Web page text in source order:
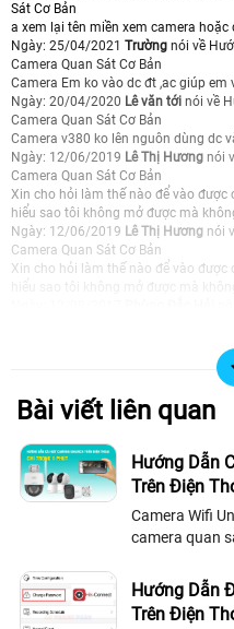
Sát Cơ Bản
a xem lại tên miền xem camera
Ngày: 25/04/2021 Trường nói về
Camera Quan Sát Cơ Bản
Camera Em ko vào dc đt ,ac giúp em
Ngày: 20/04/2020 Lê văn tới nói về
Camera Quan Sát Cơ Bản
Camera v380 ko lên nguôn dùng dc
Ngày: 12/06/2019 Lê Thị Hương nói
Camera Quan Sát Cơ Bản
Xin cho hỏi làm thế nào để vào
hiểu sao tôi không mở được mà
Ngày: 12/06/2019 Lê Thị Hương nói
Camera Quan Sát Cơ Bản
Xin cho hỏi làm thế nào để vào
nhà yến chưa có đường mạng). Địa
với số lượng từ 2 đến 4 cam. Hệ
smartphone. Hỏi: - nên lắp đặt loại
có kết hợp chống trộm. Giá mỗi loại
thế nào với khoảng thời gian bao
dịch chuyển tiền trả ra sao - dùng
tốt nhất với múc giá thuê bao ra
chuyền tải. Rất mong nhận được
nói về
Camera Quan Sát Cơ Bản
trên điện thoại giá sửa như thế nào.
Bài viết liên quan
Hướng Dẫn
Trên Điện
Camera Wifi
camera quan
sắc nét đến
Hướng Dẫn
Trên Điện